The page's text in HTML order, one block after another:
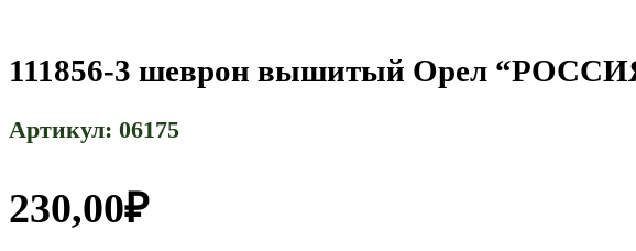
111856-3 шеврон вышитый Орел
Артикул: 06175
230,00₽